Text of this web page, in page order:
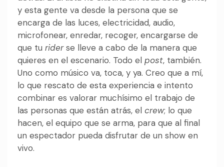
y esta gente va desde la persona que se
encarga de las luces, electricidad, audio,
microfonear, enredar, recoger, encargarse de
que tu riderse lleve a cabo de la manera que
quieres en el escenario. Todo el post, también.
Uno como músico va, toca, y ya. Creo que a mí,
lo que rescato de esta experiencia e intento
combinar es valorar muchísimo el trabajo de
las personas que están atrás, el crew; lo que
hacen, el equipo que se arma, para que al final
un espectador pueda disfrutar de un show en
vivo.